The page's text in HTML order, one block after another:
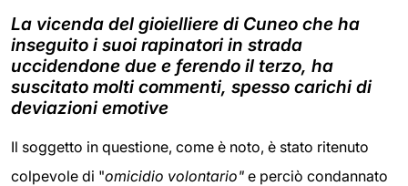
La vicenda del gioielliere di Cuneo che ha
inseguito i suoi rapinatori in strada
uccidendone due e ferendo il terzo, ha
suscitato molti commenti, spesso carichi di
deviazioni emotive
Il soggetto in questione, come è noto, è stato ritenuto
colpevole di "omicidio volontario" e perciò condannato